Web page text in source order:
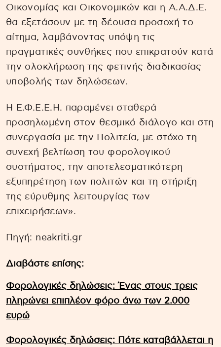
Οικονομίας και Οικονομικών και η Α.Α.Δ.Ε.
θα εξετάσουν με τη δέουσα προσοχή το
αίτημα, λαμβάνοντας υπόψη τις
πραγματικές συνθήκες που επικρατούν κατά
την ολοκλήρωση της φετινής διαδικασίας
υποβολής των δηλώσεων.
Η Ε.Φ.Ε.Ε.Η. παραμένει σταθερά
προσηλωμένη στον θεσμικό διάλογο και στη
συνεργασία με την Πολιτεία, με στόχο τη
συνεχή βελτίωση του φορολογικού
συστήματος, την αποτελεσματικότερη
εξυπηρέτηση των πολιτών και τη στήριξη
της εύρυθμης λειτουργίας των
επιχειρήσεων».
Πηγή: neakriti.gr
Διαβάστε επίσης:
Φορολογικές δηλώσεις: Ένας στους τρεις
πληρώνει επιπλέον φόρο άνω των 2.000
ευρώ
Φορολογικές δηλώσεις: Πότε καταβάλλεται η